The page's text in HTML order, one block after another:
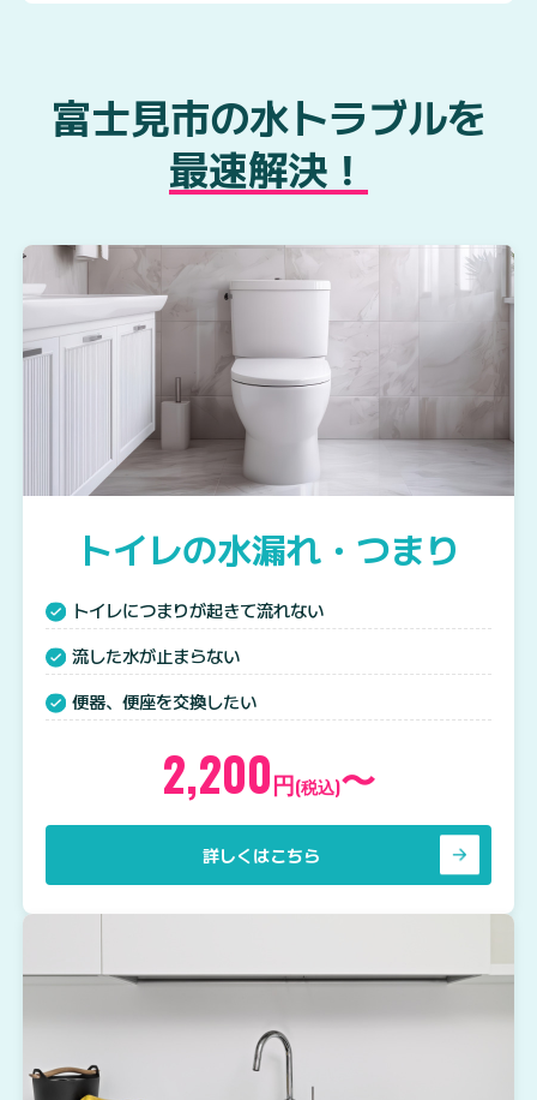
富士見市の水トラブルを
最速解決！
トイレの水漏れ・つまり
トイレにつまりが起きて流れない
流した水が止まらない
便器、便座を交換したい
2,200円(税込)〜
詳しくはこちら